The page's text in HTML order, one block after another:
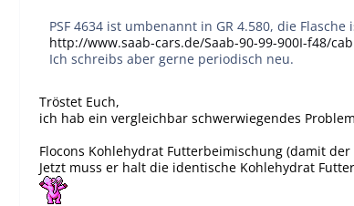
PSF 4634 ist umbenannt in GR 4.580, die
http://www.saab-cars.de/Saab-90-99-900I-f48/
Ich schreibs aber gerne periodisch neu.
Tröstet Euch,
ich hab ein vergleichbar schwerwiegendes
Flocons Kohlehydrat Futterbeimischung (damit
Jetzt muss er halt die identische Kohlehydrat